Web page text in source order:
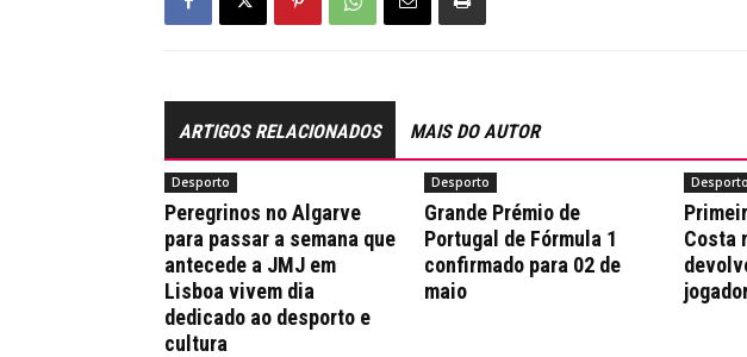
ARTIGOS RELACIONADOS MAIS DO AUTOR
Desporto
Peregrinos no Algarve
para passar a semana que
antecede a JMJ em
Lisboa vivem dia
dedicado ao desporto e
cultura
Desporto
Grande Prémio de
Portugal de Fórmula 1
confirmado para 02 de
maio
Desporto
Costa